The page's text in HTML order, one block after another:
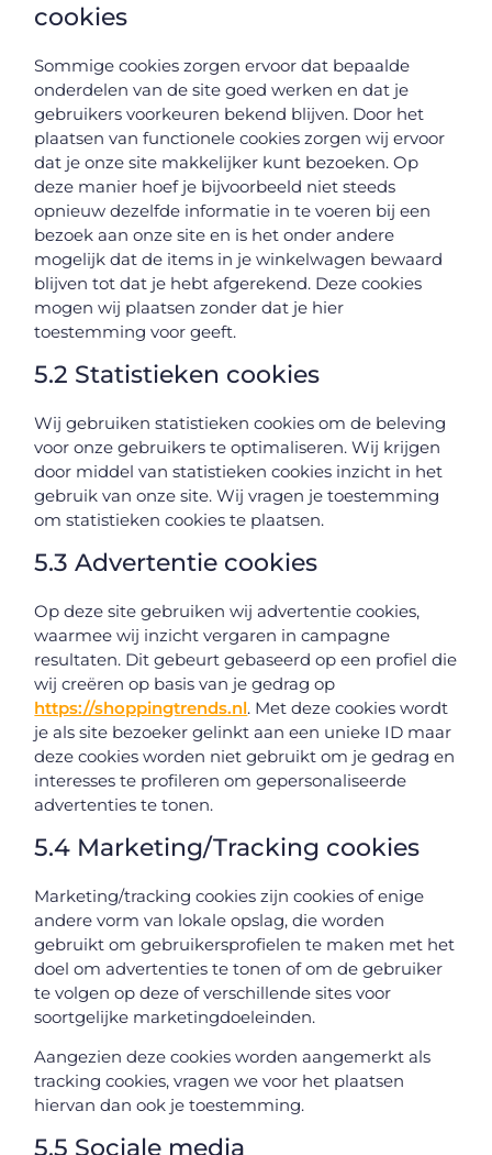
cookies
Sommige cookies zorgen ervoor dat bepaalde
onderdelen van de site goed werken en dat je
gebruikers voorkeuren bekend blijven. Door het
plaatsen van functionele cookies zorgen wij ervoor
dat je onze site makkelijker kunt bezoeken. Op
deze manier hoef je bijvoorbeeld niet steeds
opnieuw dezelfde informatie in te voeren bij een
bezoek aan onze site en is het onder andere
mogelijk dat de items in je winkelwagen bewaard
blijven tot dat je hebt afgerekend. Deze cookies
mogen wij plaatsen zonder dat je hier
toestemming voor geeft.
5.2 Statistieken cookies
Wij gebruiken statistieken cookies om de beleving
voor onze gebruikers te optimaliseren. Wij krijgen
door middel van statistieken cookies inzicht in het
gebruik van onze site. Wij vragen je toestemming
om statistieken cookies te plaatsen.
5.3 Advertentie cookies
Op deze site gebruiken wij advertentie cookies,
waarmee wij inzicht vergaren in campagne
resultaten. Dit gebeurt gebaseerd op een profiel die
wij creëren op basis van je gedrag op
https://shoppingtrends.nl. Met deze cookies wordt
je als site bezoeker gelinkt aan een unieke ID maar
deze cookies worden niet gebruikt om je gedrag en
interesses te profileren om gepersonaliseerde
advertenties te tonen.
5.4 Marketing/Tracking cookies
Marketing/tracking cookies zijn cookies of enige
andere vorm van lokale opslag, die worden
gebruikt om gebruikersprofielen te maken met het
doel om advertenties te tonen of om de gebruiker
te volgen op deze of verschillende sites voor
soortgelijke marketingdoeleinden.
Aangezien deze cookies worden aangemerkt als
tracking cookies, vragen we voor het plaatsen
hiervan dan ook je toestemming.
5.5 Sociale media